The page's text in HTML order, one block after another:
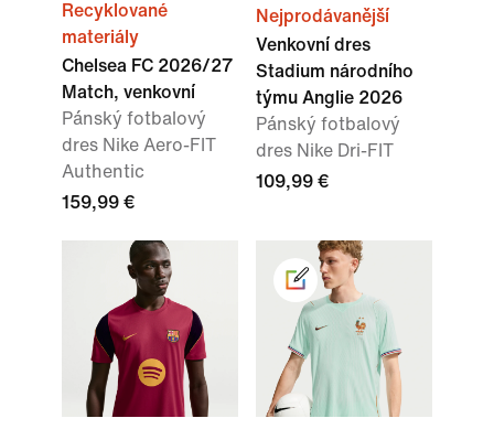
Recyklované
materiály
Chelsea FC 2026/27
Match, venkovní
Pánský fotbalový
dres Nike Aero-FIT
Authentic
159,99 €
Nejprodávanější
Venkovní dres
Stadium národního
týmu Anglie 2026
Pánský fotbalový
dres Nike Dri-FIT
109,99 €